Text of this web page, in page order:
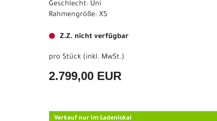
Geschlecht: Uni
Rahmengröße: XS
Z.Z. nicht verfügbar
pro Stück (inkl. MwSt.)
2.799,00 EUR
Verkauf nur im Ladenlokal